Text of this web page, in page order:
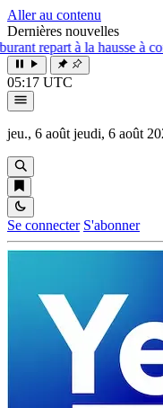
Aller au contenu
Dernières nouvelles
à compter du 1er
05:17 UTC
jeu., 6 août jeudi, 6 août
Se connecter S'abonner